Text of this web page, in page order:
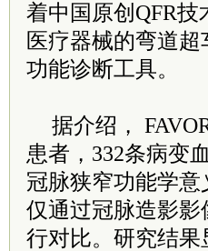
着中国原创QFR
医疗器械的弯道
功能诊断工具。
据介绍，
患者，332条病变
冠脉狭窄功能学
仅通过冠脉造影
行对比。研究结果